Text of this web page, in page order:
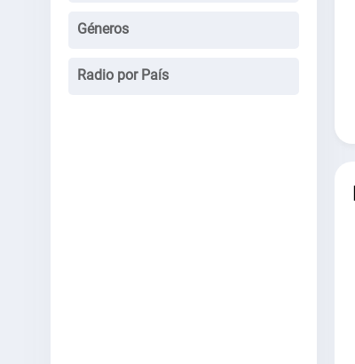
Géneros
Radio por País